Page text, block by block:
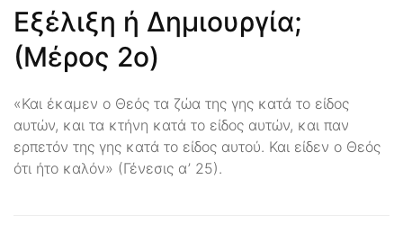
Εξέλιξη ή Δημιουργία;
(Μέρος 2ο)
«Και έκαμεν ο Θεός τα ζώα της γης κατά το είδος
αυτών, και τα κτήνη κατά το είδος αυτών, και παν
ερπετόν της γης κατά το είδος αυτού. Και είδεν ο Θεός
ότι ήτο καλόν» (Γένεσις α’ 25).